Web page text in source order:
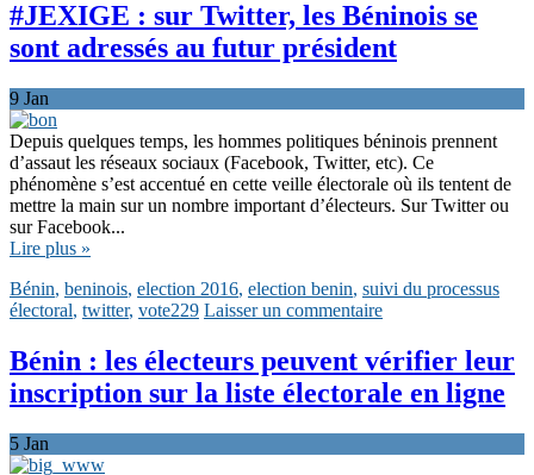
#JEXIGE : sur Twitter, les Béninois se
sont adressés au futur président
9 Jan
Depuis quelques temps, les hommes politiques béninois prennent
d’assaut les réseaux sociaux (Facebook, Twitter, etc). Ce
phénomène s’est accentué en cette veille électorale où ils tentent de
mettre la main sur un nombre important d’électeurs. Sur Twitter ou
sur Facebook...
Lire plus »
Bénin, beninois, election 2016, election benin, suivi du processus
électoral, twitter, vote229 Laisser un commentaire
Bénin : les électeurs peuvent vérifier leur
inscription sur la liste électorale en ligne
5 Jan